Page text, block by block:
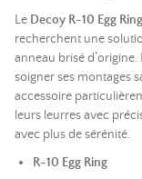
Le Decoy R-10 Egg Ring
recherchent une
anneau brisé
soigner ses montages
accessoire
leurs leurres avec
avec plus de sérénité.
R-10 Egg Ring